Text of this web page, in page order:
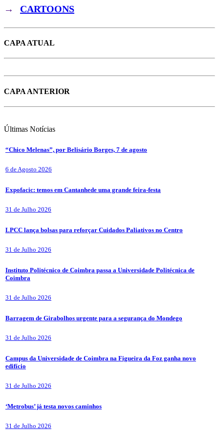
→ CARTOONS
CAPA ATUAL
CAPA ANTERIOR
Últimas Notícias
“Chico Melenas”, por Belisário Borges, 7 de agosto
6 de Agosto 2026
Expofacic: temos em Cantanhede uma grande feira-festa
31 de Julho 2026
LPCC lança bolsas para reforçar Cuidados Paliativos no Centro
31 de Julho 2026
Instituto Politécnico de Coimbra passa a Universidade Politécnica de
Coimbra
31 de Julho 2026
Barragem de Girabolhos urgente para a segurança do Mondego
31 de Julho 2026
Campus da Universidade de Coimbra na Figueira da Foz ganha novo
edifício
31 de Julho 2026
‘Metrobus’ já testa novos caminhos
31 de Julho 2026